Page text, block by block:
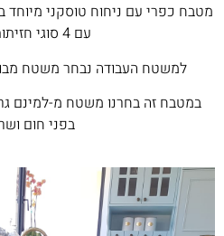
מטבח כפרי עם ניחוח טוסקני
עם 4 סוגי חזיתות שונות.
למשטח העבודה נבחר משטח
במטבח זה בחרנו משטח מ-למינם
בפני חום